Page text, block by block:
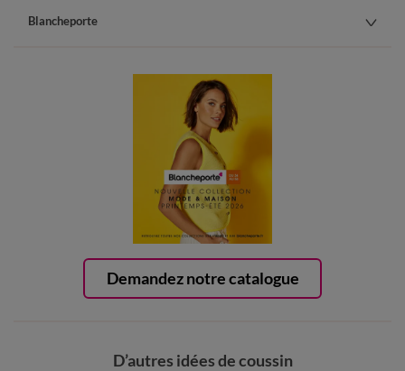
Demandez notre catalogue
Blancheporte
D’autres idées de coussin